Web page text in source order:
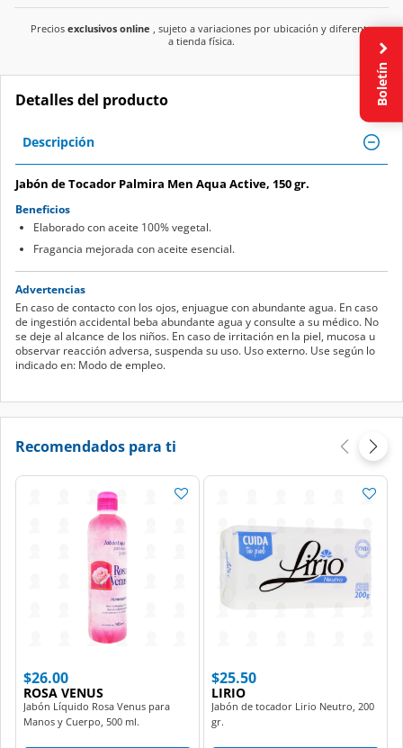
Precios exclusivos online , sujeto a variaciones por ubicación y diferente
a tienda física.
Detalles del producto
Descripción
Jabón de Tocador Palmira Men Aqua Active, 150 gr.
Beneficios
Elaborado con aceite 100% vegetal.
Fragancia mejorada con aceite esencial.
Advertencias
En caso de contacto con los ojos, enjuague con abundante agua. En caso
de ingestión accidental beba abundante agua y consulte a su médico. No
se deje al alcance de los niños. En caso de irritación en la piel, mucosa u
observar reacción adversa, suspenda su uso. Uso externo. Use según lo
indicado en: Modo de empleo.
Recomendados para ti
$26.00
ROSA VENUS
Jabón Líquido Rosa Venus para
Manos y Cuerpo, 500 ml.
$25.50
LIRIO
Jabón de tocador Lirio Neutro, 200
gr.
Boletín